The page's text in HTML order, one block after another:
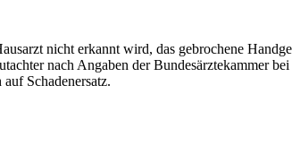
nicht erkannt wird, das gebrochene
nach Angaben der Bundesärztekammer
Schadenersatz.